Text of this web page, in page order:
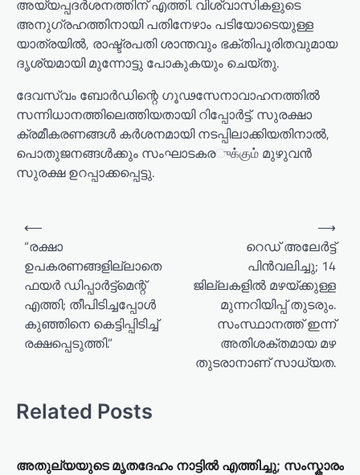
അയ്യപ്പദർശനത്തിന് എത്തി. വിശ്വാസികളുടെ
അനുഗ്രഹത്തിനായി പതിനേഴാം പടിയോടെയുള്ള
യാത്രയിൽ, രാഷ്ട്രപതി ശാന്തവും ഭക്തിപൂരിതവുമായ
ദൃശ്യമായി മുന്നോട്ടു പോകുകയും ചെയ്തു.
ദേവസ്വം ബോർഡിന്റെ ഗൂഢസേനാവാഹനത്തിൽ
സന്നിധാനത്തിലെത്തിയതായി റിപ്പോർട്ട്. സുരക്ഷാ
ക്രമീകരണങ്ങൾ കർശനമായി നടപ്പിലാക്കിയതിനാൽ,
പൊതുജനങ്ങൾക്കും സംഘാടകരுக்கும் മുഴുവൻ
സുരക്ഷ ഉറപ്പാക്കപ്പെട്ടു.
⟵
“രക്ഷാ
ഉപകരണങ്ങളില്ലാതെ
ഫയർ ഡിപ്പാർട്ട്‌മെന്റ്
എത്തി; തീപിടിച്ചപ്പോൾ
കുഞ്ഞിനെ കെട്ടിപ്പിടിച്ച്
രക്ഷപ്പെടുത്തി.”
റെഡ് അലേർട്ട്
പിൻവലിച്ചു; 14
ജില്ലകളിൽ മഴയ്ക്കുള്ള
മുന്നറിയിപ്പ് തുടരും.
സംസ്ഥാനത്ത് ഇന്ന്
അതിശക്തമായ മഴ
തുടരാനാണ് സാധ്യത.
⟶
Related Posts
അതുല്യയുടെ മൃതദേഹം നാട്ടിൽ എത്തിച്ചു; സംസ്കാരം